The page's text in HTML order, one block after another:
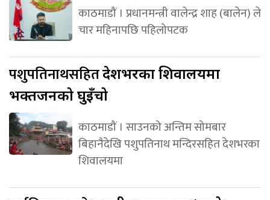
काठमाडौं । प्रधानमन्त्री वालेन्द्र शाह (बालेन) ले
चार महिनापछि पहिलोपटक
पशुपतिनाथसहितदेशभरका शिवालयमा
भक्तजनको घुइँचो
काठमाडौं । साउनको अन्तिम सोमबार
बिहानैदेखि पशुपतिनाथ मन्दिरसहित देशभरका
शिवालयमा